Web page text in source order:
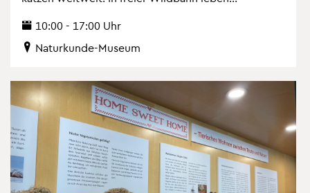
10:00 - 17:00 Uhr
Na­tur­kun­de-Mu­se­um